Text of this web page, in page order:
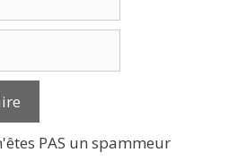
PAS un spammeur